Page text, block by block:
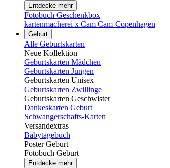
Entdecke mehr
Fotobuch Geschenkbox
kartenmacherei x Cam Cam Copenhagen
Geburt
Alle Geburtskarten
Neue Kollektion
Geburtskarten Mädchen
Geburtskarten Jungen
Geburtskarten Unisex
Geburtskarten Zwillinge
Geburtskarten Geschwister
Dankeskarten Geburt
Schwangerschafts-Karten
Versandextras
Babytagebuch
Poster Geburt
Fotobuch Geburt
Entdecke mehr